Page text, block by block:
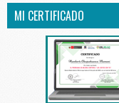
MI CERTIFICADO